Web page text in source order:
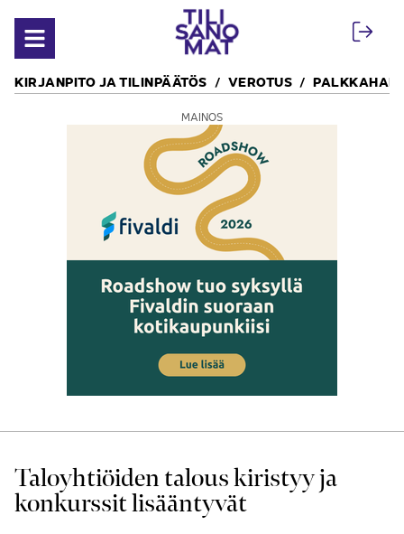
Avaa valikko
KIRJANPITO JA TILINPÄÄTÖS VEROTUS
MAINOS
Taloyhtiöiden talous kiristyy ja
konkurssit lisääntyvät